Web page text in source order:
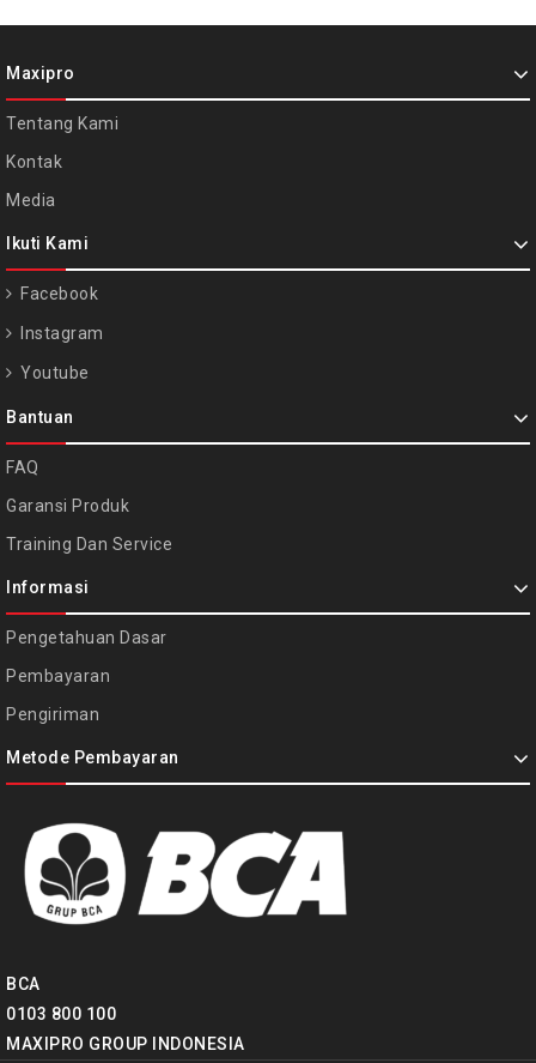
Maxipro
Tentang Kami
Kontak
Media
Ikuti Kami
Facebook
Instagram
Youtube
Bantuan
FAQ
Garansi Produk
Training Dan Service
Informasi
Pengetahuan Dasar
Pembayaran
Pengiriman
Metode Pembayaran
BCA
0103 800 100
MAXIPRO GROUP INDONESIA